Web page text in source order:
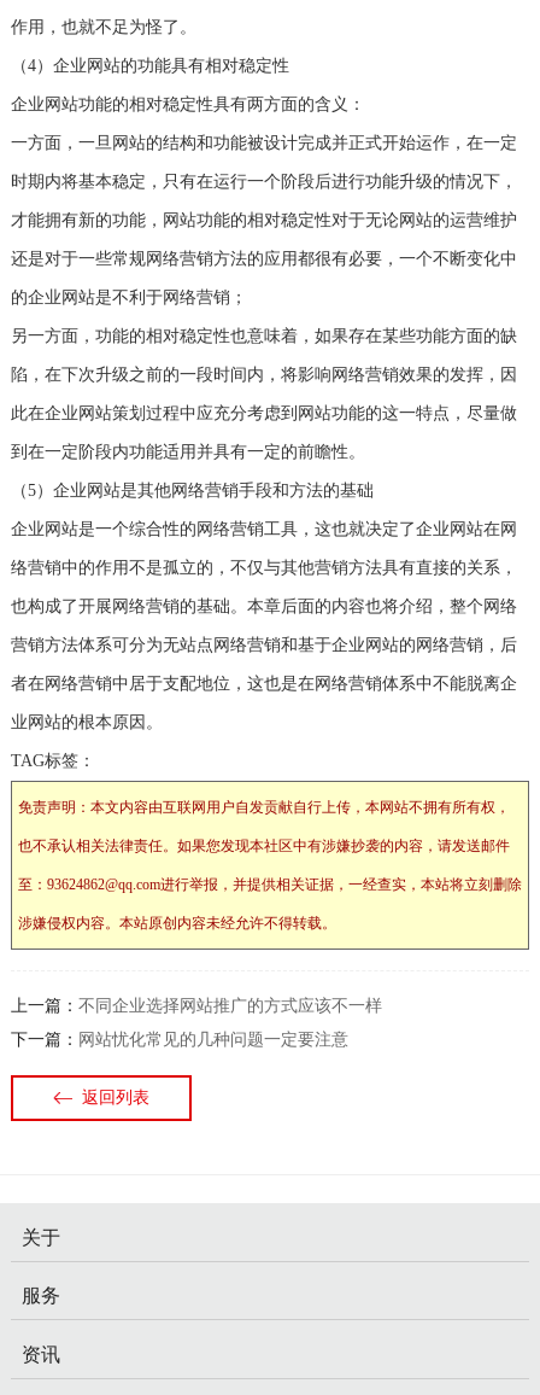
作用，也就不足为怪了。
（4）企业网站的功能具有相对稳定性
企业网站功能的相对稳定性具有两方面的含义：
一方面，一旦网站的结构和功能被设计完成并正式开始运作，在一定
时期内将基本稳定，只有在运行一个阶段后进行功能升级的情况下，
才能拥有新的功能，网站功能的相对稳定性对于无论网站的运营维护
还是对于一些常规网络营销方法的应用都很有必要，一个不断变化中
的企业网站是不利于网络营销；
另一方面，功能的相对稳定性也意味着，如果存在某些功能方面的缺
陷，在下次升级之前的一段时间内，将影响网络营销效果的发挥，因
此在企业网站策划过程中应充分考虑到网站功能的这一特点，尽量做
到在一定阶段内功能适用并具有一定的前瞻性。
（5）企业网站是其他网络营销手段和方法的基础
企业网站是一个综合性的网络营销工具，这也就决定了企业网站在网
络营销中的作用不是孤立的，不仅与其他营销方法具有直接的关系，
也构成了开展网络营销的基础。本章后面的内容也将介绍，整个网络
营销方法体系可分为无站点网络营销和基于企业网站的网络营销，后
者在网络营销中居于支配地位，这也是在网络营销体系中不能脱离企
业网站的根本原因。
TAG标签：
免责声明：本文内容由互联网用户自发贡献自行上传，本网站不拥有所有权，
也不承认相关法律责任。如果您发现本社区中有涉嫌抄袭的内容，请发送邮件
至：93624862@qq.com进行举报，并提供相关证据，一经查实，本站将立刻删除
涉嫌侵权内容。本站原创内容未经允许不得转载。
上一篇： 不同企业选择网站推广的方式应该不一样
下一篇： 网站忧化常见的几种问题一定要注意
返回列表
关于
服务
资讯